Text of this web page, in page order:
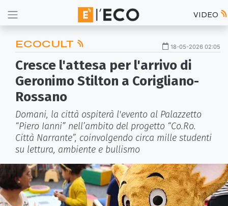
VIDEO
ECOCULT 18-05-2026 02:05
Cresce l'attesa per l'arrivo di
Geronimo Stilton a Corigliano-
Rossano
Domani, la città ospiterà l'evento al Palazzetto
“Piero Ianni” nell’ambito del progetto “Co.Ro.
Città Narrante”, coinvolgendo circa mille studenti
su lettura, ambiente e bullismo